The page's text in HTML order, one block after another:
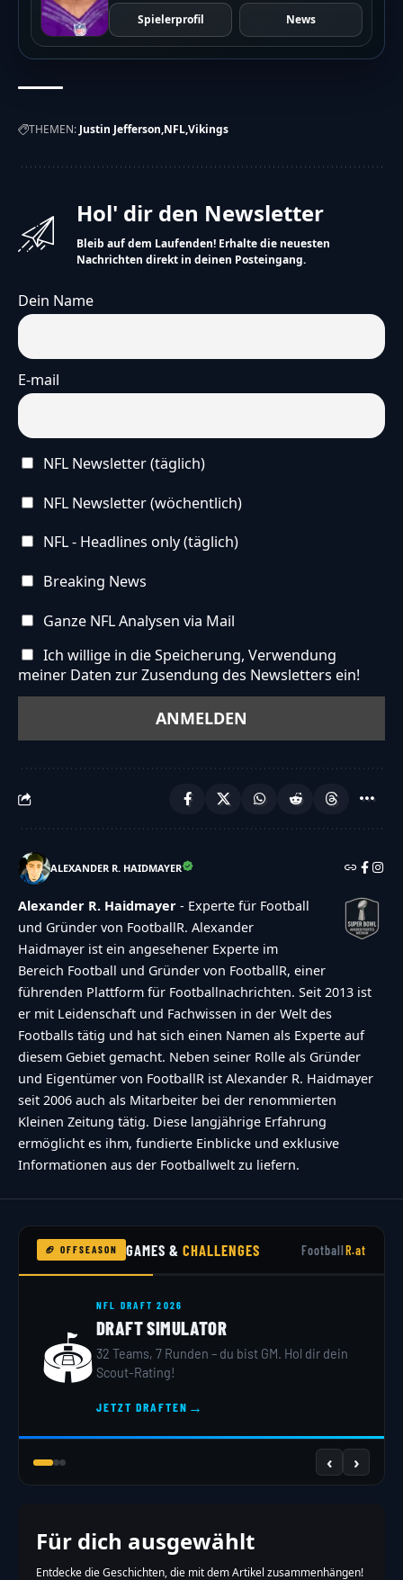
Spielerprofil News
THEMEN:Justin Jefferson NFLVikings
Hol' dir den Newsletter
Bleib auf dem Laufenden! Erhalte die neuesten
Nachrichten direkt in deinen Posteingang.
Dein Name
E-mail
NFL Newsletter (täglich)
NFL Newsletter (wöchentlich)
NFL - Headlines only (täglich)
Breaking News
Ganze NFL Analysen via Mail
Ich willige in die Speicherung, Verwendung
meiner Daten zur Zusendung des Newsletters ein!
ALEXANDER R. HAIDMAYER
Alexander R. Haidmayer - Experte für Football
und Gründer von FootballR. Alexander
Haidmayer ist ein angesehener Experte im
Bereich Football und Gründer von FootballR, einer
führenden Plattform für Footballnachrichten. Seit 2013 ist
er mit Leidenschaft und Fachwissen in der Welt des
Footballs tätig und hat sich einen Namen als Experte auf
diesem Gebiet gemacht. Neben seiner Rolle als Gründer
und Eigentümer von FootballR ist Alexander R. Haidmayer
seit 2006 auch als Mitarbeiter bei der renommierten
Kleinen Zeitung tätig. Diese langjährige Erfahrung
ermöglicht es ihm, fundierte Einblicke und exklusive
Informationen aus der Footballwelt zu liefern.
🏈 OFFSEASON GAMES &CHALLENGES FootballR.at
🏟️
NFL DRAFT 2026
DRAFT SIMULATOR
32 Teams, 7 Runden – du bist GM. Hol dir dein
Scout-Rating!
JETZT DRAFTEN →
‹ ›
Für dich ausgewählt
Entdecke die Geschichten, die mit dem Artikel zusammenhängen!